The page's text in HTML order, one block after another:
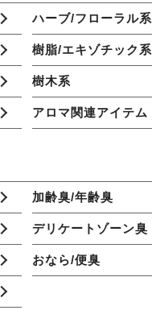
ハーブ/フローラル系
樹脂/エキゾチック系
樹木系
アロマ関連アイテム
加齢臭/年齢臭
デリケートゾーン臭
おなら/便臭